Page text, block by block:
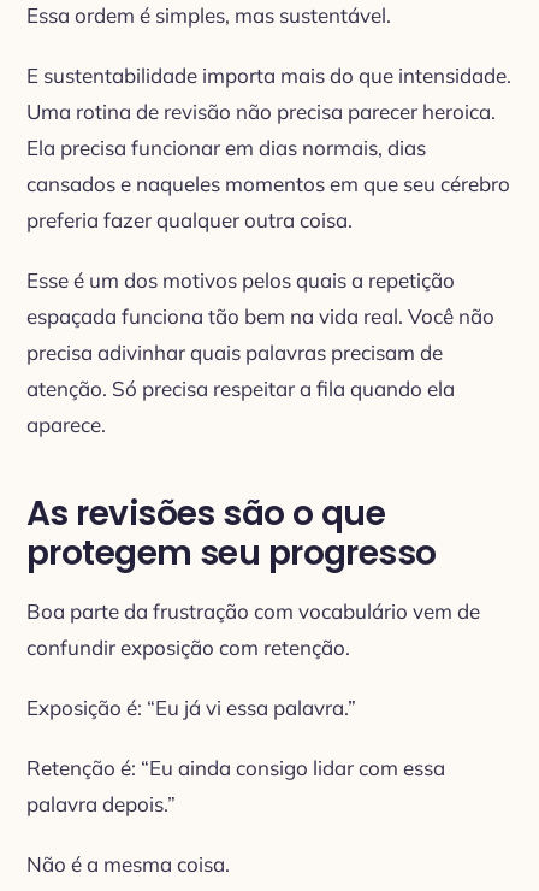
Essa ordem é simples, mas sustentável.
E sustentabilidade importa mais do que intensidade.
Uma rotina de revisão não precisa parecer heroica.
Ela precisa funcionar em dias normais, dias
cansados e naqueles momentos em que seu cérebro
preferia fazer qualquer outra coisa.
Esse é um dos motivos pelos quais a repetição
espaçada funciona tão bem na vida real. Você não
precisa adivinhar quais palavras precisam de
atenção. Só precisa respeitar a fila quando ela
aparece.
As revisões são o que
protegem seu progresso
Boa parte da frustração com vocabulário vem de
confundir exposição com retenção.
Exposição é: “Eu já vi essa palavra.”
Retenção é: “Eu ainda consigo lidar com essa
palavra depois.”
Não é a mesma coisa.